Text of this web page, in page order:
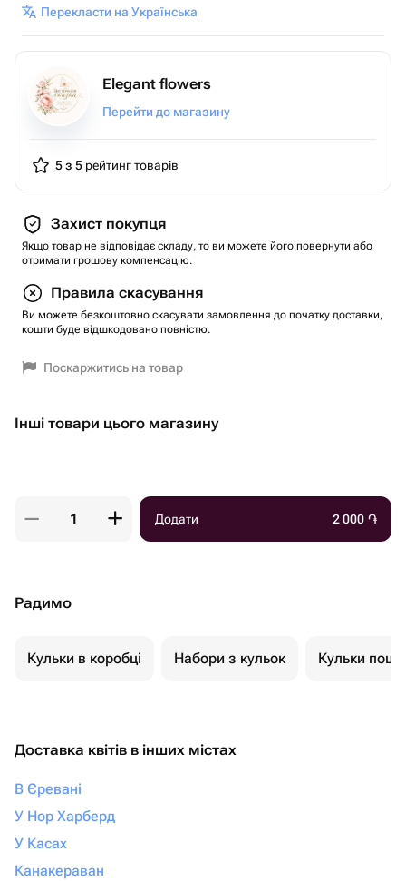
Перекласти на Українська
Elegant flowers
Перейти до магазину
5 з 5 рейтинг товарів
Захист покупця
Якщо товар не відповідає складу, то ви можете його повернути або
отримати грошову компенсацію.
Правила скасування
Ви можете безкоштовно скасувати замовлення до початку доставки,
кошти буде відшкодовано повністю.
Поскаржитись на товар
Інші товари цього магазину
Додати 2 000 ֏
Радимо
Кульки в коробці Набори з кульок Кульки
Доставка квітів в інших містах
В Єревані
У Нор Харберд
У Касах
Канакераван